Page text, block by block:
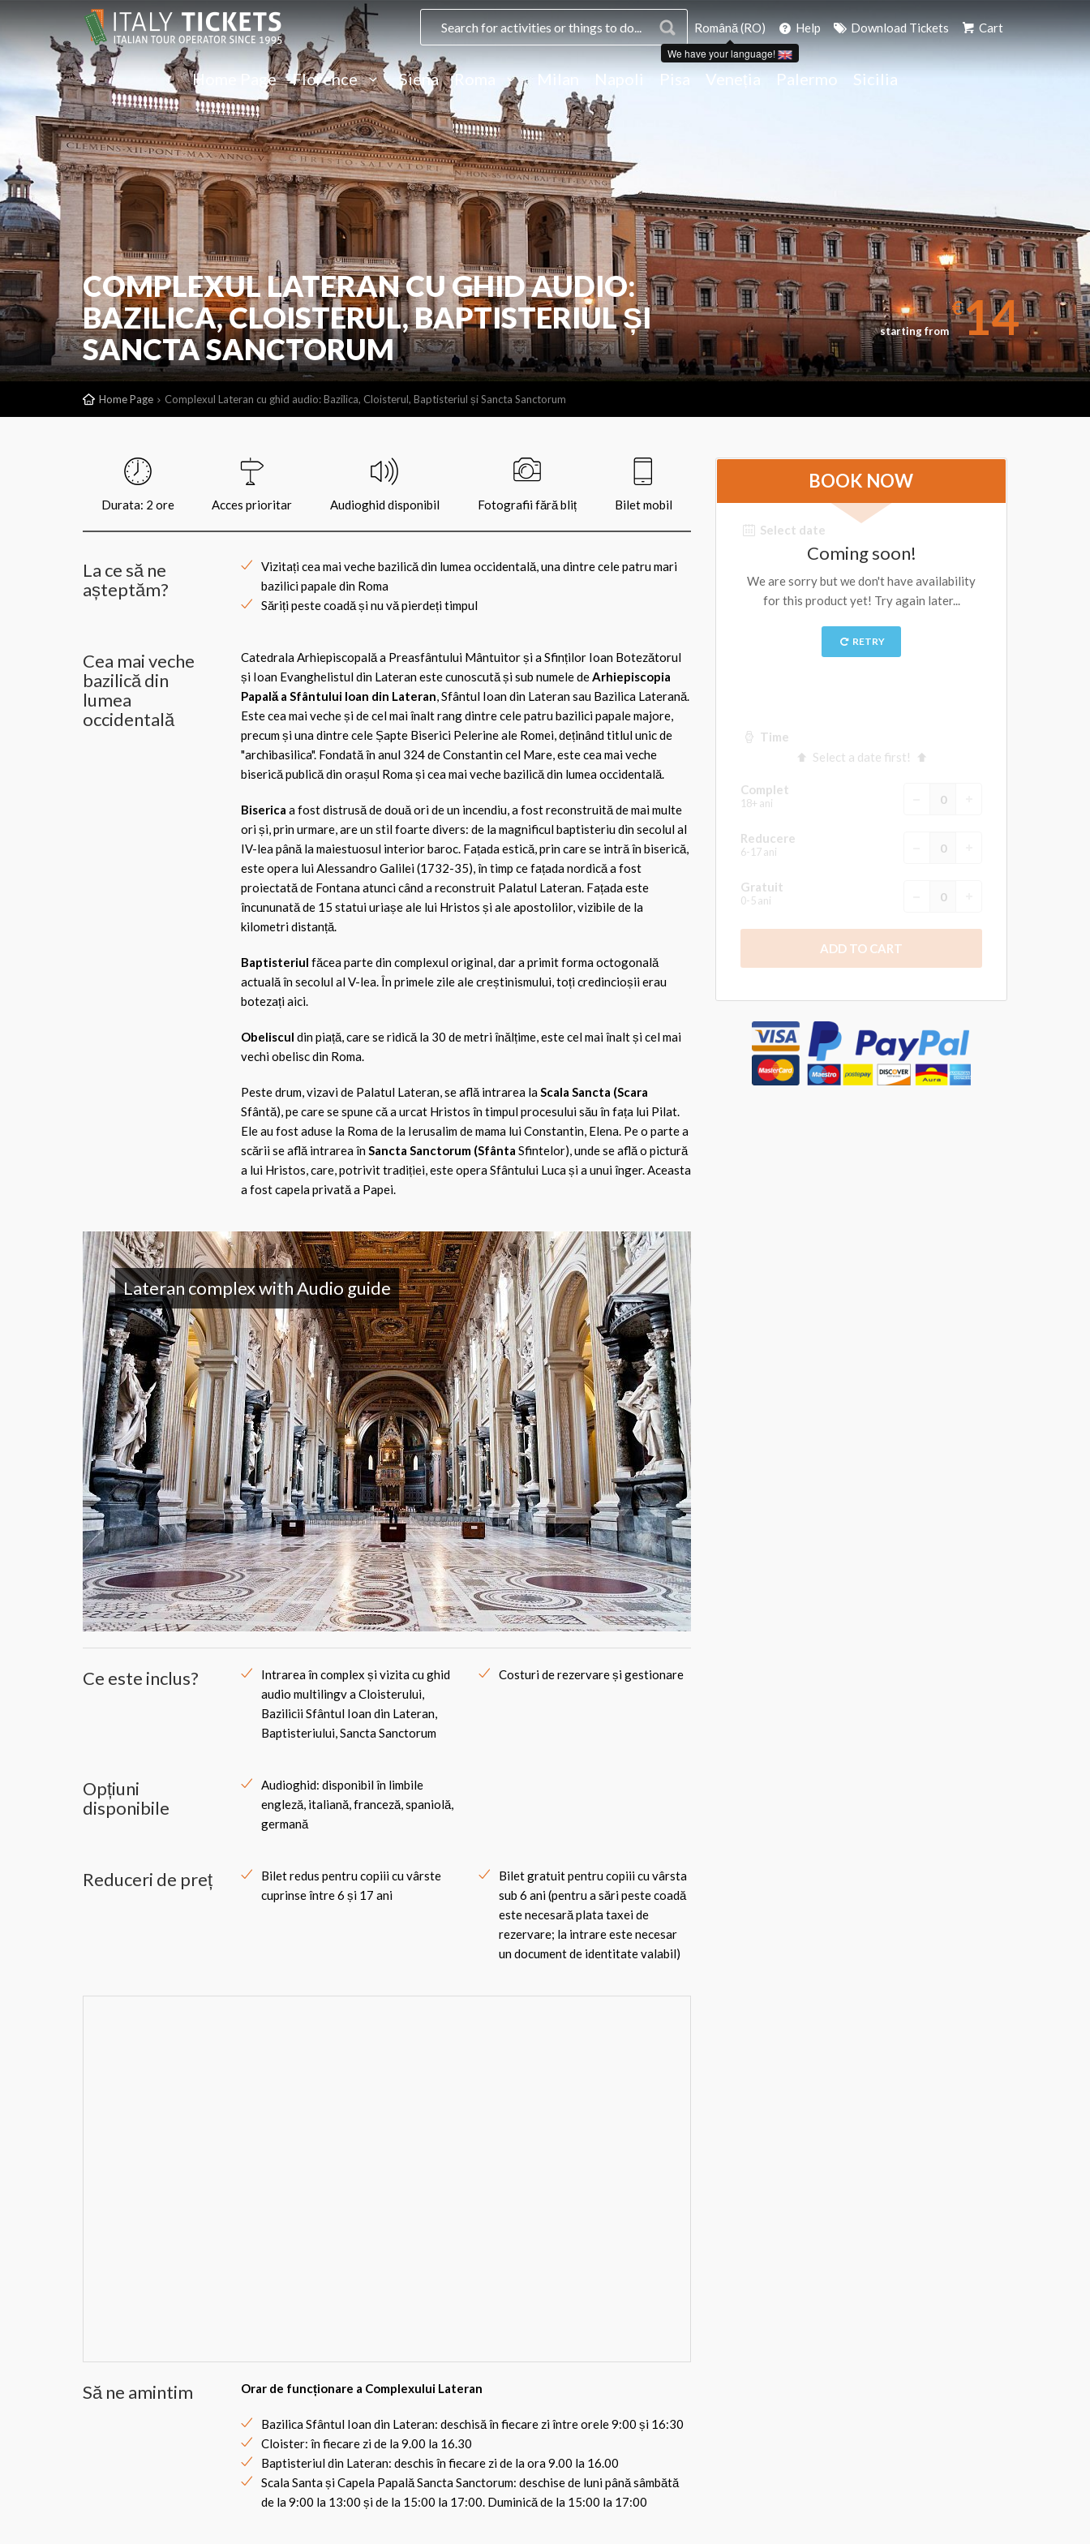
Română (RO)
We have your language!
Help Download Tickets Cart
Home Page Florence Siena Roma Milan Napoli Pisa Veneția Palermo Sicilia
COMPLEXUL LATERAN CU GHID AUDIO:
BAZILICA, CLOISTERUL, BAPTISTERIUL ȘI
SANCTA SANCTORUM
starting from
€14
Home Page Complexul Lateran cu ghid audio: Bazilica, Cloisterul, Baptisteriul și Sancta Sanctorum
Durata: 2 ore Acces prioritar Audioghid disponibil Fotografii fără bliț Bilet mobil
La ce să ne
așteptăm?
Vizitați cea mai veche bazilică din lumea occidentală, una dintre cele patru mari
bazilici papale din Roma
Săriți peste coadă și nu vă pierdeți timpul
Cea mai veche
bazilică din
lumea
occidentală
Catedrala Arhiepiscopală a Preasfântului Mântuitor și a Sfinților Ioan Botezătorul
și Ioan Evanghelistul din Lateran este cunoscută și sub numele deArhiepiscopia
Papală a Sfântului Ioan din Lateran, Sfântul Ioan din Lateran sau Bazilica Laterană.
Este cea mai veche și de cel mai înalt rang dintre cele patru bazilici papale majore,
precum și una dintre cele Șapte Biserici Pelerine ale Romei, deținând titlul unic de
"archibasilica". Fondată în anul 324 de Constantin cel Mare, este cea mai veche
biserică publică din orașul Roma și cea mai veche bazilică din lumea occidentală.
Biserica a fost distrusă de două ori de un incendiu, a fost reconstruită de mai multe
ori și, prin urmare, are un stil foarte divers: de la magnificul baptisteriu din secolul al
IV-lea până la maiestuosul interior baroc. Fațada estică, prin care se intră în biserică,
este opera lui Alessandro Galilei (1732-35), în timp ce fațada nordică a fost
proiectată de Fontana atunci când a reconstruit Palatul Lateran. Fațada este
încununată de 15 statui uriașe ale lui Hristos și ale apostolilor, vizibile de la
kilometri distanță.
Baptisteriul făcea parte din complexul original, dar a primit forma octogonală
actuală în secolul al V-lea. În primele zile ale creștinismului, toți credincioșii erau
botezați aici.
Obeliscul din piață, care se ridică la 30 de metri înălțime, este cel mai înalt și cel mai
vechi obelisc din Roma.
Peste drum, vizavi de Palatul Lateran, se află intrarea laScala Sancta (Scara
Sfântă), pe care se spune că a urcat Hristos în timpul procesului său în fața lui Pilat.
Ele au fost aduse la Roma de la Ierusalim de mama lui Constantin, Elena. Pe o parte a
scării se află intrarea înSancta Sanctorum (Sfânta Sfintelor), unde se află o pictură
a lui Hristos, care, potrivit tradiției, este opera Sfântului Luca și a unui înger. Aceasta
a fost capela privată a Papei.
Lateran complex with Audio guide
Ce este inclus?
Intrarea în complex și vizita cu ghid
audio multilingv a Cloisterului,
Bazilicii Sfântul Ioan din Lateran,
Baptisteriului, Sancta Sanctorum
Costuri de rezervare și gestionare
Opțiuni
disponibile
Audioghid: disponibil în limbile
engleză, italiană, franceză, spaniolă,
germană
Reduceri de preț
Bilet redus pentru copiii cu vârste
cuprinse între 6 și 17 ani
Bilet gratuit pentru copiii cu vârsta
sub 6 ani (pentru a sări peste coadă
este necesară plata taxei de
rezervare; la intrare este necesar
un document de identitate valabil)
Să ne amintim Orar de funcționare a Complexului Lateran
Bazilica Sfântul Ioan din Lateran: deschisă în fiecare zi între orele 9:00 și 16:30
Cloister: în fiecare zi de la 9.00 la 16.30
Baptisteriul din Lateran: deschis în fiecare zi de la ora 9.00 la 16.00
Scala Santa și Capela Papală Sancta Sanctorum: deschise de luni până sâmbătă
de la 9:00 la 13:00 și de la 15:00 la 17:00. Duminică de la 15:00 la 17:00
BOOK NOW
Select date
Time
Select a date first!
Complet
18+ ani
Reducere
6-17 ani
Gratuit
0-5 ani
ADD TO CART
Coming soon!
We are sorry but we don't have availability
for this product yet! Try again later...
RETRY